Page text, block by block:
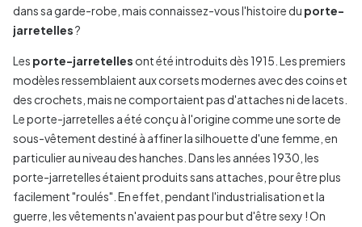
dans sa garde-robe, mais connaissez-vous l'histoire du porte-
jarretelles?
Les porte-jarretelles ont été introduits dès 1915. Les premiers
modèles ressemblaient aux corsets modernes avec des coins et
des crochets, mais ne comportaient pas d'attaches ni de lacets.
Le porte-jarretelles a été conçu à l'origine comme une sorte de
sous-vêtement destiné à affiner la silhouette d'une femme, en
particulier au niveau des hanches. Dans les années 1930, les
porte-jarretelles étaient produits sans attaches, pour être plus
facilement "roulés". En effet, pendant l'industrialisation et la
guerre, les vêtements n'avaient pas pour but d'être sexy ! On